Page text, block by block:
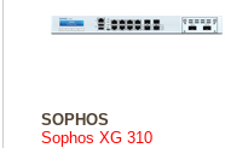
SOPHOS
Sophos XG 310